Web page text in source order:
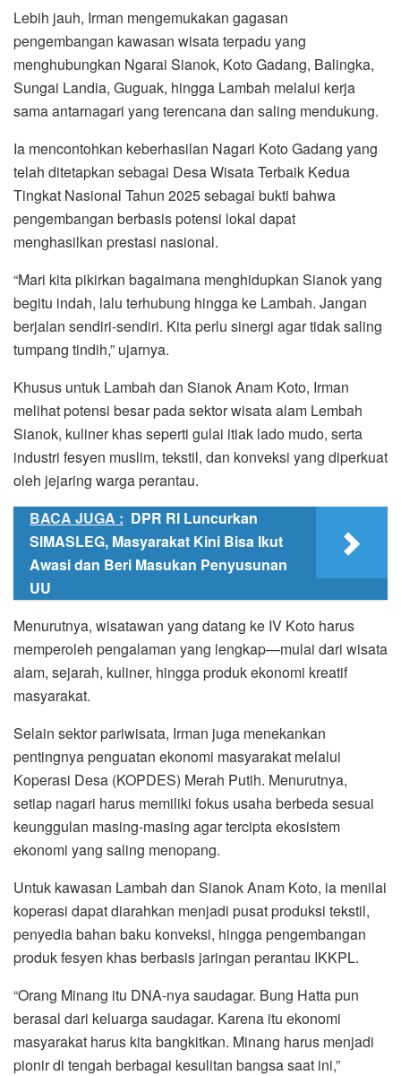
Lebih jauh, Irman mengemukakan gagasan
pengembangan kawasan wisata terpadu yang
menghubungkan Ngarai Sianok, Koto Gadang, Balingka,
Sungai Landia, Guguak, hingga Lambah melalui kerja
sama antarnagari yang terencana dan saling mendukung.
Ia mencontohkan keberhasilan Nagari Koto Gadang yang
telah ditetapkan sebagai Desa Wisata Terbaik Kedua
Tingkat Nasional Tahun 2025 sebagai bukti bahwa
pengembangan berbasis potensi lokal dapat
menghasilkan prestasi nasional.
“Mari kita pikirkan bagaimana menghidupkan Sianok yang
begitu indah, lalu terhubung hingga ke Lambah. Jangan
berjalan sendiri-sendiri. Kita perlu sinergi agar tidak saling
tumpang tindih,” ujarnya.
Khusus untuk Lambah dan Sianok Anam Koto, Irman
melihat potensi besar pada sektor wisata alam Lembah
Sianok, kuliner khas seperti gulai itiak lado mudo, serta
industri fesyen muslim, tekstil, dan konveksi yang diperkuat
oleh jejaring warga perantau.
BACA JUGA : DPR RI Luncurkan
SIMASLEG, Masyarakat Kini Bisa Ikut
Awasi dan Beri Masukan Penyusunan
UU
Menurutnya, wisatawan yang datang ke IV Koto harus
memperoleh pengalaman yang lengkap—mulai dari wisata
alam, sejarah, kuliner, hingga produk ekonomi kreatif
masyarakat.
Selain sektor pariwisata, Irman juga menekankan
pentingnya penguatan ekonomi masyarakat melalui
Koperasi Desa (KOPDES) Merah Putih. Menurutnya,
setiap nagari harus memiliki fokus usaha berbeda sesuai
keunggulan masing-masing agar tercipta ekosistem
ekonomi yang saling menopang.
Untuk kawasan Lambah dan Sianok Anam Koto, ia menilai
koperasi dapat diarahkan menjadi pusat produksi tekstil,
penyedia bahan baku konveksi, hingga pengembangan
produk fesyen khas berbasis jaringan perantau IKKPL.
“Orang Minang itu DNA-nya saudagar. Bung Hatta pun
berasal dari keluarga saudagar. Karena itu ekonomi
masyarakat harus kita bangkitkan. Minang harus menjadi
pionir di tengah berbagai kesulitan bangsa saat ini,”